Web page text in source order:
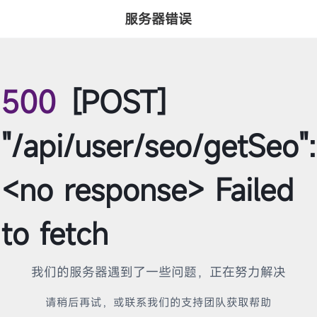
服务器错误
500 [POST]
"/api/user/seo/getSeo":
<no response> Failed
to fetch
我们的服务器遇到了一些问题，正在努力解决
请稍后再试，或联系我们的支持团队获取帮助